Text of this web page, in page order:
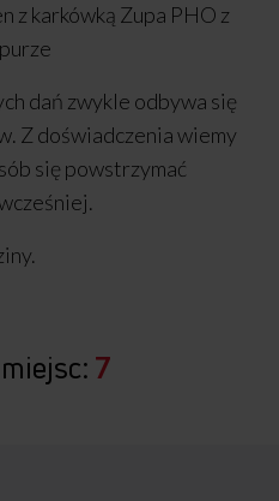
z karkówką Zupa PHO z
dań zwykle odbywa się
Z doświadczenia wiemy
się powstrzymać
7